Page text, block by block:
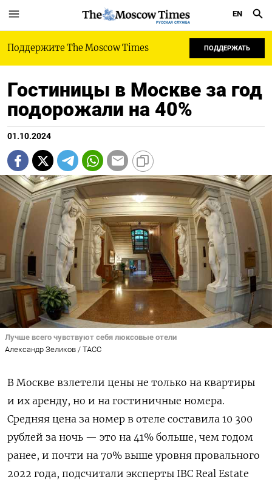
РУССКАЯ СЛУЖБА
EN
Поддержите The Moscow Times ПОДДЕРЖАТЬ
Гостиницы в Москве за год
подорожали на 40%
01.10.2024
Лучше всего чувствуют себя люксовые отели
Александр Зеликов / ТАСС
В Москве взлетели цены не только на квартиры
и их аренду, но и на гостиничные номера.
Средняя цена за номер в отеле составила 10 300
рублей за ночь — это на 41% больше, чем годом
ранее, и почти на 70% выше уровня провального
2022 года, подсчитали эксперты IBC Real Estate